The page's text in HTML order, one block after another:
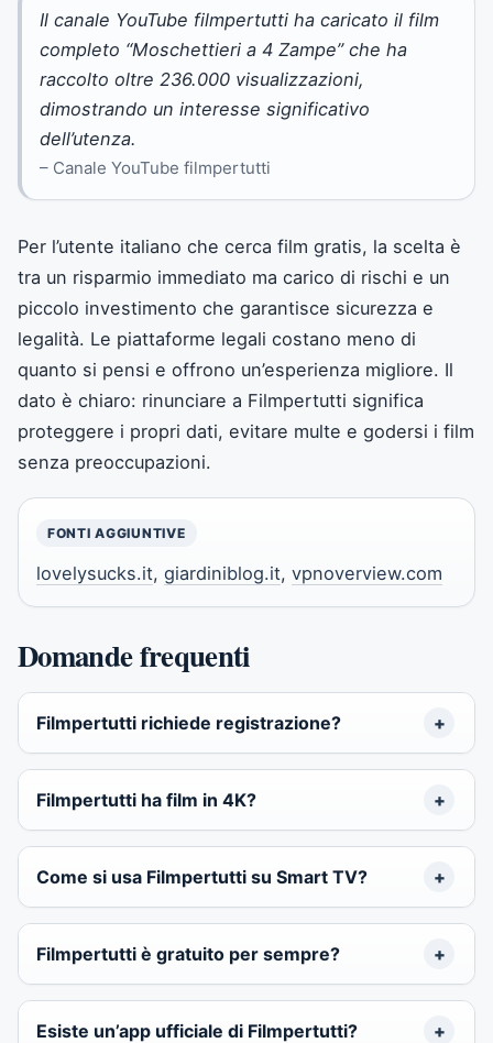
Il canale YouTube filmpertutti ha caricato il film
completo “Moschettieri a 4 Zampe” che ha
raccolto oltre 236.000 visualizzazioni,
dimostrando un interesse significativo
dell’utenza.
– Canale YouTube filmpertutti
Per l’utente italiano che cerca film gratis, la scelta è
tra un risparmio immediato ma carico di rischi e un
piccolo investimento che garantisce sicurezza e
legalità. Le piattaforme legali costano meno di
quanto si pensi e offrono un’esperienza migliore. Il
dato è chiaro: rinunciare a Filmpertutti significa
proteggere i propri dati, evitare multe e godersi i film
senza preoccupazioni.
FONTI AGGIUNTIVE
lovelysucks.it, giardiniblog.it, vpnoverview.com
Domande frequenti
Filmpertutti richiede registrazione?
Filmpertutti ha film in 4K?
Come si usa Filmpertutti su Smart TV?
Filmpertutti è gratuito per sempre?
Esiste un’app ufficiale di Filmpertutti?